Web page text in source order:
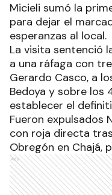
Micieli sumó la
para dejar el
esperanzas al local.
La visita sentenció
a una ráfaga con
Gerardo Casco, a
Bedoya y sobre los
establecer el
Fueron expulsados
con roja directa
Obregón en Chajá,
Ads